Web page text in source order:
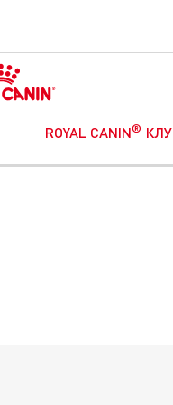
ROYAL CANIN®